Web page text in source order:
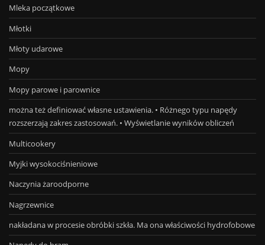
Mleka początkowe
Młotki
Młoty udarowe
Mopy
Mopy parowe i parownice
można też definiować własne ustawienia. • Różnego typu napędy
rozszerzają zakres zastosowań. • Wyświetlanie wyników obliczeń
Multicookery
Myjki wysokociśnieniowe
Naczynia żaroodporne
Nagrzewnice
nakładana w procesie obróbki szkła. Ma ona właściwości hydrofobowe